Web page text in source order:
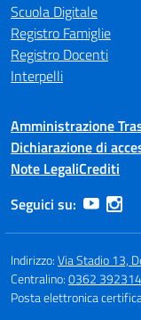
Scuola Digitale
Registro Famiglie
Registro Docenti
Interpelli
Amministrazione
Dichiarazione di
Note LegaliCrediti
Seguici su:
Indirizzo:Via Stadio 13,
Centralino:0362 392314
Posta elettronica